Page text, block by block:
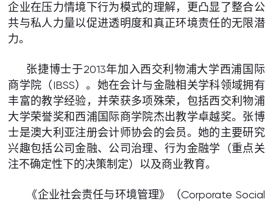
企业在压力情境下行为模式的理解，更凸显了整合公
共与私人力量以促进透明度和真正环境责任的无限潜
力。
张捷博士于2013年加入西交利物浦大学西浦国际
商学院（IBSS）。她在会计与金融相关学科领域拥有
丰富的教学经验，并荣获多项殊荣，包括西交利物浦
大学荣誉奖和西浦国际商学院杰出教学卓越奖。张博
士是澳大利亚注册会计师协会的会员。她的主要研究
兴趣包括公司金融、公司治理、行为金融学（重点关
注不确定性下的决策制定）以及商业教育。
《企业社会责任与环境管理》（Corporate Social